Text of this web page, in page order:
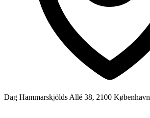
Dag Hammarskjölds Allé 38, 2100 København